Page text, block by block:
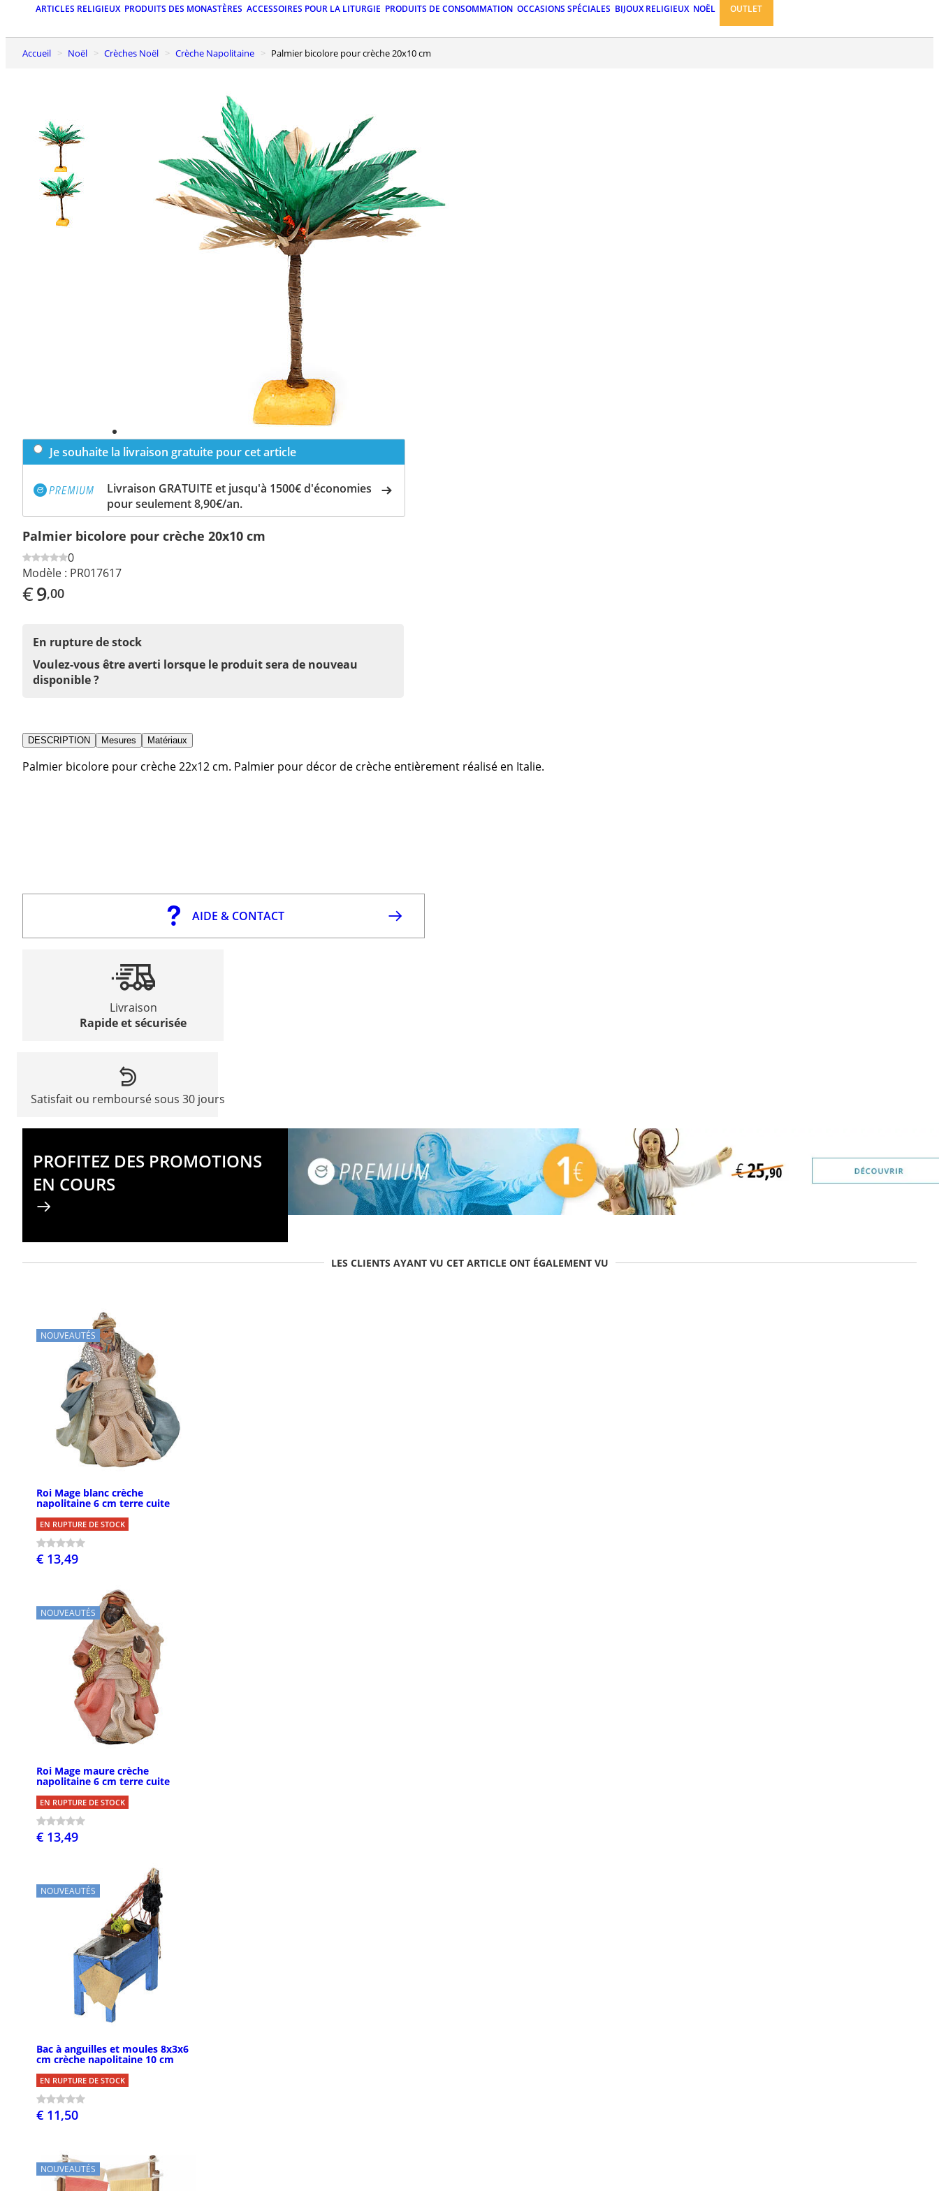
ARTICLES RELIGIEUX PRODUITS DES MONASTÈRES ACCESSOIRES POUR LA LITURGIE PRODUITS DE CONSOMMATION OCCASIONS SPÉCIALES BIJOUX RELIGIEUX NOËL OUTLET
Accueil Noël Crèches Noël Crèche Napolitaine Palmier bicolore pour crèche 20x10 cm
Je souhaite la livraison gratuite pour cet article
Livraison GRATUITE et jusqu'à 1500€ d'économies
pour seulement 8,90€/an.
Palmier bicolore pour crèche 20x10 cm
0
Modèle : PR017617
€9,00
En rupture de stock
Voulez-vous être averti lorsque le produit sera de nouveau
disponible ?
DESCRIPTION Mesures Matériaux
Palmier bicolore pour crèche 22x12 cm. Palmier pour décor de crèche entièrement réalisé en Italie.
AIDE & CONTACT
Livraison
Rapide et sécurisée
Satisfait ou remboursé sous 30 jours
PROFITEZ DES PROMOTIONS
EN COURS
LES CLIENTS AYANT VU CET ARTICLE ONT ÉGALEMENT VU
NOUVEAUTÉS
Roi Mage blanc crèche
napolitaine 6 cm terre cuite
EN RUPTURE DE STOCK
€ 13,49
NOUVEAUTÉS
Roi Mage maure crèche
napolitaine 6 cm terre cuite
EN RUPTURE DE STOCK
€ 13,49
NOUVEAUTÉS
Bac à anguilles et moules 8x3x6
cm crèche napolitaine 10 cm
EN RUPTURE DE STOCK
€ 11,50
NOUVEAUTÉS